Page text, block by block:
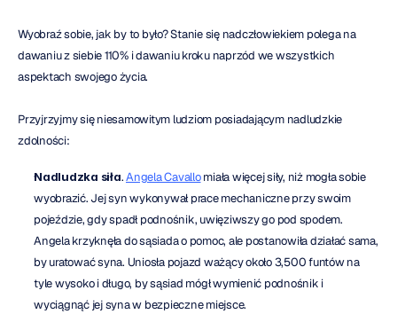
Wyobraź sobie, jak by to było? Stanie się nadczłowiekiem polega na
dawaniu z siebie 110% i dawaniu kroku naprzód we wszystkich
aspektach swojego życia.
Przyjrzyjmy się niesamowitym ludziom posiadającym nadludzkie
zdolności:
Nadludzka siła. Angela Cavallo miała więcej siły, niż mogła sobie
wyobrazić. Jej syn wykonywał prace mechaniczne przy swoim
pojeździe, gdy spadł podnośnik, uwięziwszy go pod spodem.
Angela krzyknęła do sąsiada o pomoc, ale postanowiła działać sama,
by uratować syna. Uniosła pojazd ważący około 3,500 funtów na
tyle wysoko i długo, by sąsiad mógł wymienić podnośnik i
wyciągnąć jej syna w bezpieczne miejsce.